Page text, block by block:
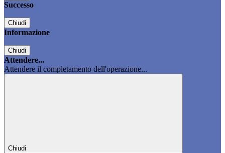
Successo
Chiudi
Informazione
Chiudi
Attendere...
Attendere il completamento dell'operazione...
Chiudi